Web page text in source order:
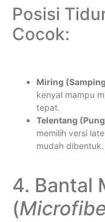
Posisi
Cocok:
Miring
kenyal mampu
tepat.
Telentang
memilih versi
mudah dibentuk.
4. Bantal
(